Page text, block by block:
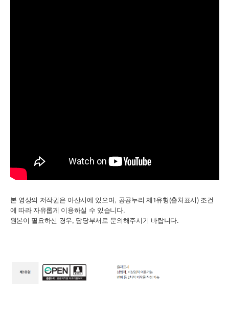
본 영상의 저작권은 아산시에 있으며, 공공누리 제1유형(출처표시) 조건
에 따라 자유롭게 이용하실 수 있습니다.
원본이 필요하신 경우, 담당부서로 문의해주시기 바랍니다.